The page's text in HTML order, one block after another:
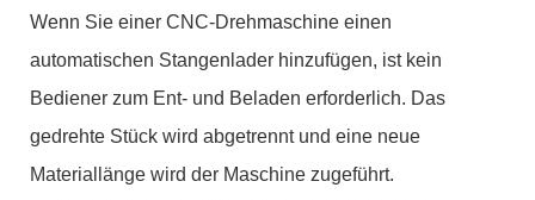
Wenn Sie einer CNC-Drehmaschine einen
automatischen Stangenlader hinzufügen, ist kein
Bediener zum Ent- und Beladen erforderlich. Das
gedrehte Stück wird abgetrennt und eine neue
Materiallänge wird der Maschine zugeführt.